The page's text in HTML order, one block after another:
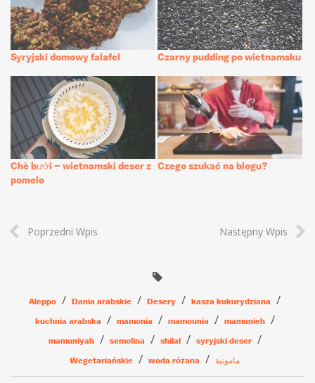
Syryjski domowy falafel Czarny pudding po wietnamsku
Chè bưởi – wietnamski deser z
pomelo
Czego szukać na blogu?
Poprzedni Wpis Następny Wpis
Aleppo Dania arabskie Desery
kasza kukurydziana
kuchnia arabska
mamonia mamounia
mamunieh
mamuniyah
semolina shilal
syryjski deser
Wegetariańskie
woda różana مامونية